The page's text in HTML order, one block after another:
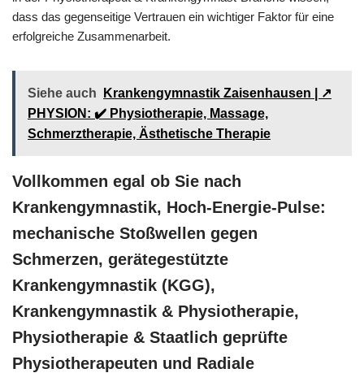
dass das gegenseitige Vertrauen ein wichtiger Faktor für eine
erfolgreiche Zusammenarbeit.
Siehe auch
Krankengymnastik Zaisenhausen | ↗️
PHYSION: ✔️ Physiotherapie, Massage,
Schmerztherapie, Ästhetische Therapie
Vollkommen egal ob Sie nach
Krankengymnastik, Hoch-Energie-Pulse:
mechanische Stoßwellen gegen
Schmerzen, gerätegestützte
Krankengymnastik (KGG),
Krankengymnastik & Physiotherapie,
Physiotherapie & Staatlich geprüfte
Physiotherapeuten und Radiale